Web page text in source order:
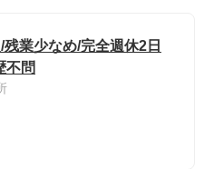
業少なめ/完全週休2日
不問